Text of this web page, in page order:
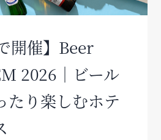
開催】Beer
2026｜ビール
たり楽しむホテ